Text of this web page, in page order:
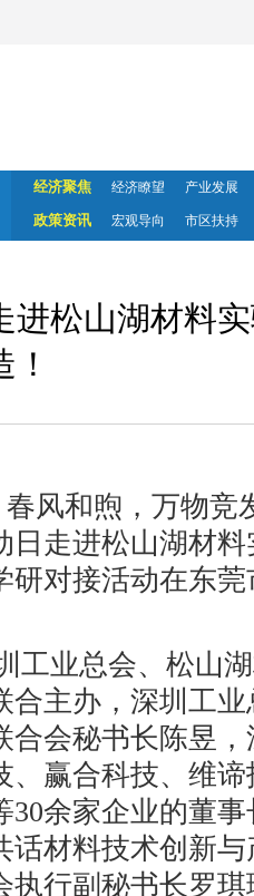
经济聚焦 经济瞭望 产业发展
政策资讯 宏观导向 市区扶持
进松山湖材料
春风和煦，万物竞
日走进松山湖材
研对接活动在东
工业总会、松山
合主办，深圳工
合会秘书长陈昱
、赢合科技、维
30余家企业的董
话材料技术创新
执行副秘书长罗